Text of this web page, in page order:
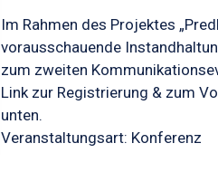
Im Rahmen des Projektes
vorausschauende
zum zweiten
Link zur Registrierung & zum
unten.
Veranstaltungsart: Konferenz